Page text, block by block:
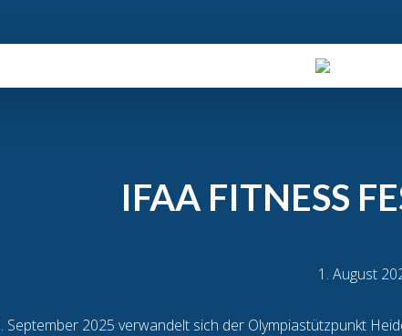
IFAA FITNESS
1. August
September 2025 verwandelt sich der Olympiastützpunkt